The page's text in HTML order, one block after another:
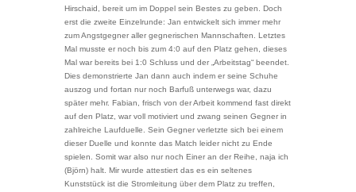
Hirschaid, bereit um im Doppel sein Bestes zu geben. Doch
erst die zweite Einzelrunde: Jan entwickelt sich immer mehr
zum Angstgegner aller gegnerischen Mannschaften. Letztes
Mal musste er noch bis zum 4:0 auf den Platz gehen, dieses
Mal war bereits bei 1:0 Schluss und der „Arbeitstag“ beendet.
Dies demonstrierte Jan dann auch indem er seine Schuhe
auszog und fortan nur noch Barfuß unterwegs war, dazu
später mehr. Fabian, frisch von der Arbeit kommend fast direkt
auf den Platz, war voll motiviert und zwang seinen Gegner in
zahlreiche Laufduelle. Sein Gegner verletzte sich bei einem
dieser Duelle und konnte das Match leider nicht zu Ende
spielen. Somit war also nur noch Einer an der Reihe, naja ich
(Björn) halt. Mir wurde attestiert das es ein seltenes
Kunststück ist die Stromleitung über dem Platz zu treffen,